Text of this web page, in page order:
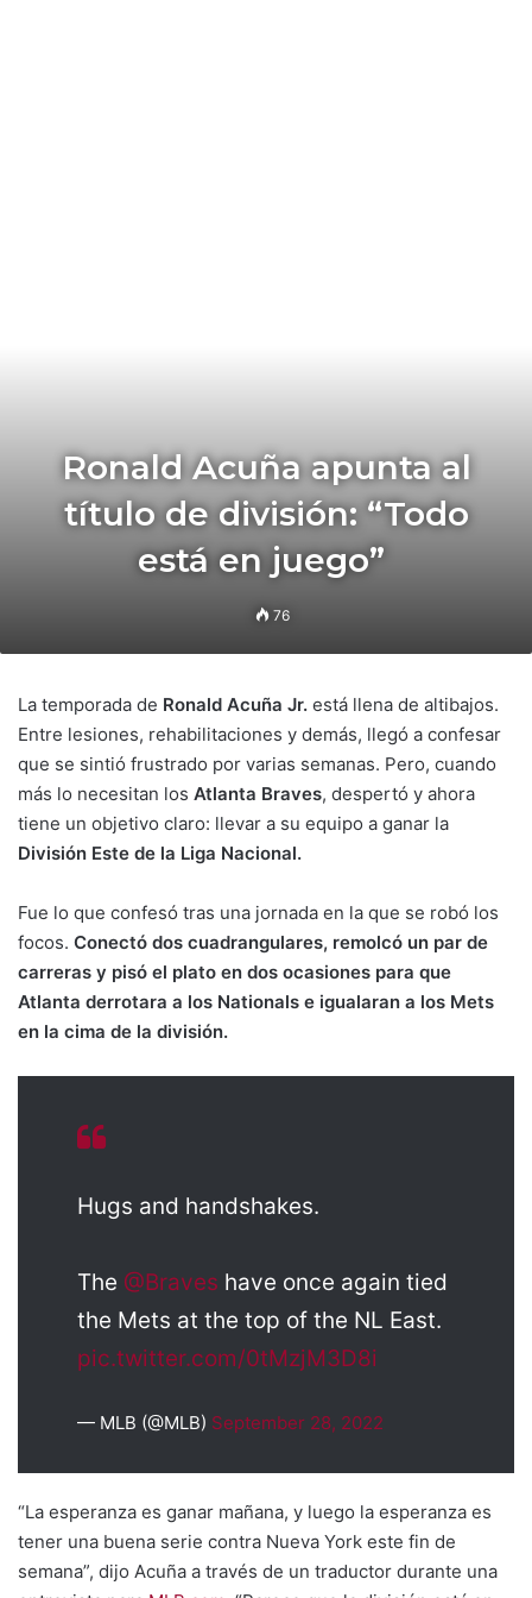
Ronald Acuña apunta al
título de división: “Todo
está en juego”
76
La temporada de Ronald Acuña Jr. está llena de altibajos.
Entre lesiones, rehabilitaciones y demás, llegó a confesar
que se sintió frustrado por varias semanas. Pero, cuando
más lo necesitan los Atlanta Braves, despertó y ahora
tiene un objetivo claro: llevar a su equipo a ganar la
División Este de la Liga Nacional.
Fue lo que confesó tras una jornada en la que se robó los
focos. Conectó dos cuadrangulares, remolcó un par de
carreras y pisó el plato en dos ocasiones para que
Atlanta derrotara a los Nationals e igualaran a los Mets
en la cima de la división.
Hugs and handshakes.
The @Braves have once again tied
the Mets at the top of the NL East.
pic.twitter.com/0tMzjM3D8i
— MLB (@MLB) September 28, 2022
“La esperanza es ganar mañana, y luego la esperanza es
tener una buena serie contra Nueva York este fin de
semana”, dijo Acuña a través de un traductor durante una